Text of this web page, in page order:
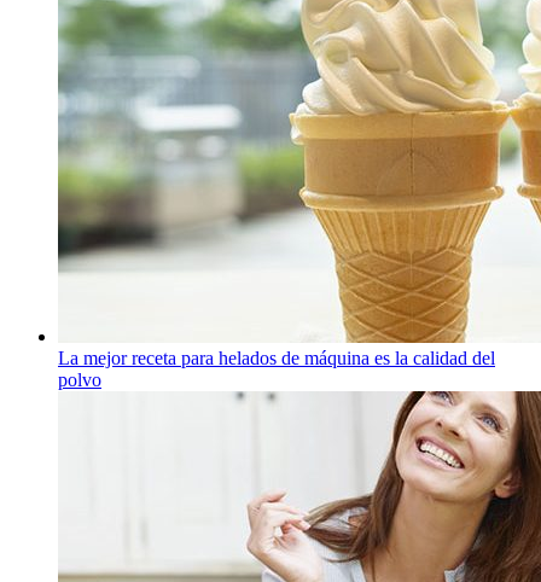
La mejor receta para helados de máquina es la calidad del
polvo